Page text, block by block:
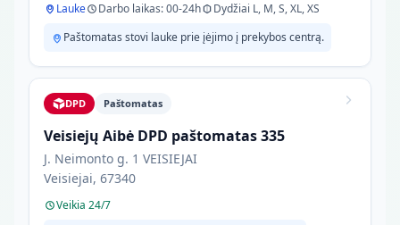
Lauke Darbo laikas: 00-24h
Dydžiai L, M, S, XL, XS
Paštomatas stovi lauke prie įėjimo į prekybos centrą.
DPD Paštomatas
Veisiejų Aibė DPD paštomatas 335
J. Neimonto g. 1 VEISIEJAI
Veisiejai, 67340
Veikia 24/7